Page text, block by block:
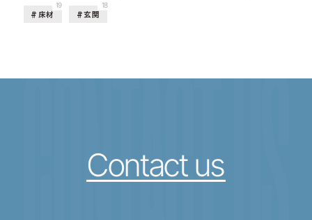
床材
19
玄関
18
Contact us